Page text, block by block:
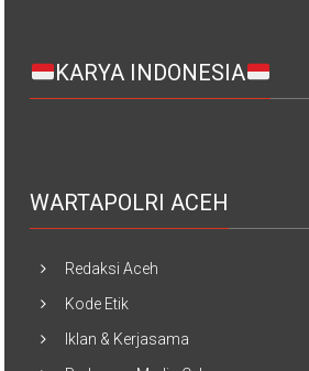
KARYA INDONESIA
WARTAPOLRI ACEH
Redaksi Aceh
Kode Etik
Iklan & Kerjasama